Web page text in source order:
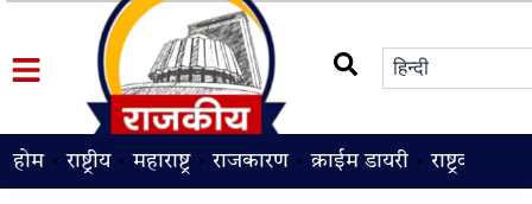
होम राष्ट्रीय महाराष्ट्र राजकारण क्राईम डायरी राष्ट्रवादी